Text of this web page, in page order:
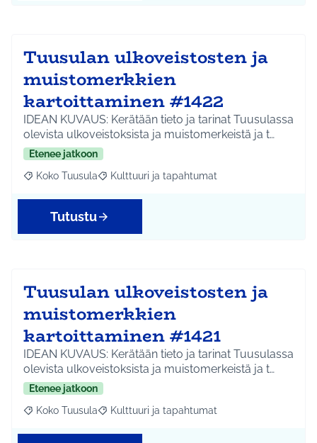
Tuusulan ulkoveistosten ja
muistomerkkien
kartoittaminen #1422
IDEAN KUVAUS: Kerätään tieto ja tarinat Tuusulassa
olevista ulkoveistoksista ja muistomerkeistä ja t…
Etenee jatkoon
Rajaa tulokset aihepiirin mukaan: Koko Tuusula
Koko Tuusula Rajaa tulokset teeman mukaan: Kulttuuri ja
Kulttuuri ja tapahtumat
Tutustu
Tuusulan ulkoveistosten ja
muistomerkkien
kartoittaminen #1421
IDEAN KUVAUS: Kerätään tieto ja tarinat Tuusulassa
olevista ulkoveistoksista ja muistomerkeistä ja t…
Etenee jatkoon
Rajaa tulokset aihepiirin mukaan: Koko Tuusula
Koko Tuusula Rajaa tulokset teeman mukaan: Kulttuuri ja
Kulttuuri ja tapahtumat